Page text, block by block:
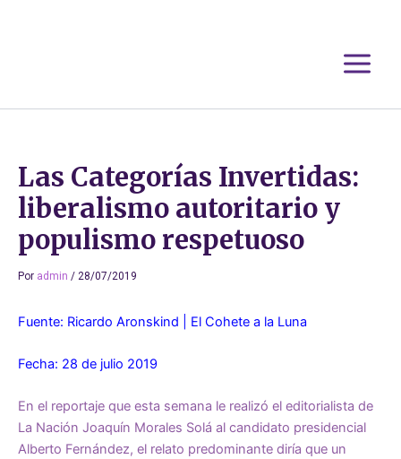
Las Categorías Invertidas:
liberalismo autoritario y
populismo respetuoso
Por admin / 28/07/2019
Fuente: Ricardo Aronskind | El Cohete a la Luna
Fecha: 28 de julio 2019
En el reportaje que esta semana le realizó el editorialista de
La Nación Joaquín Morales Solá al candidato presidencial
Alberto Fernández, el relato predominante diría que un